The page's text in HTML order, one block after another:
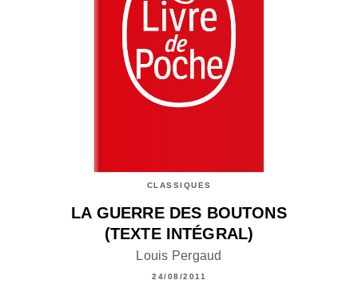
CLASSIQUES
LA GUERRE DES BOUTONS
(TEXTE INTÉGRAL)
Louis Pergaud
24/08/2011